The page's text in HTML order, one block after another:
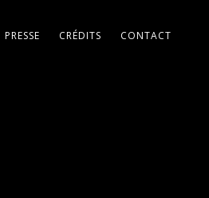
PRESSE CRÉDITS CONTACT